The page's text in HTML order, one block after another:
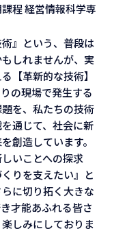
程 経営情報科学専
』という、普段は
しれませんが、実
【革新的な技術】
の現場で発生する
を、私たちの技術
通じて、社会に新
創造しています。
いことへの探求
りを支えたい』と
に切り拓く大きな
才能あふれる皆さ
しみにしておりま